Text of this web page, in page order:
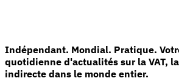
Indépendant. Mondial. Pratique.
quotidienne d'actualités sur la VAT,
indirecte dans le monde entier.